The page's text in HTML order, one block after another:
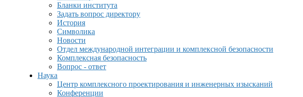
Бланки института
Задать вопрос директору
История
Символика
Новости
Отдел международной интеграции и комплексной безопасности
Комплексная безопасность
Вопрос - ответ
Наука
Центр комплексного проектирования и инженерных изысканий
Конференции